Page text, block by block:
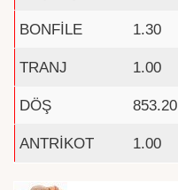
BONFİLE 1.30
TRANJ 1.00
DÖŞ 853.20
ANTRİKOT 1.00